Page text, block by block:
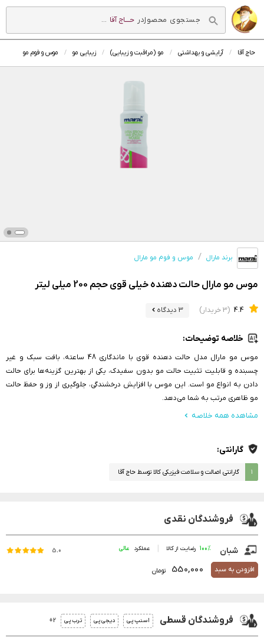
در حــــاج آقا ...
حاج آقا آرایشی و بهداشتی مو (مراقبت و زیبایی) زیبایی مو موس و فوم مو
برند مارال موس و فوم مو مارال
موس مو مارال حالت دهنده خیلی قوی حجم 200 میلی لیتر
4.4 (3 خریدار) 3 دیدگاه
خلاصه توضیحات:
موس مو مارال مدل حالت دهنده قوی با ماندگاری 48 ساعته، بافت سبک و غیر
چسبنده و قابلیت تثبیت حالت مو بدون سفیدک، یکی از بهترین گزینه‌ها برای حالت
دادن به انواع مو است. این موس با افزایش درخشندگی، جلوگیری از وز و حفظ حالت
مو ظاهری مرتب به شما می‌دهد.
مشاهده همه خلاصه
گارانتی:
۱ گارانتی اصالت و سلامت فیزیکی کالا توسط حاج آقا
فروشندگان نقدی
شبان 5.0 100% رضایت از کالا عملکرد
افزودن به سبد تومان 550,000
فروشندگان قسطی اسنپ پی دیجی پی ترب پی 2+